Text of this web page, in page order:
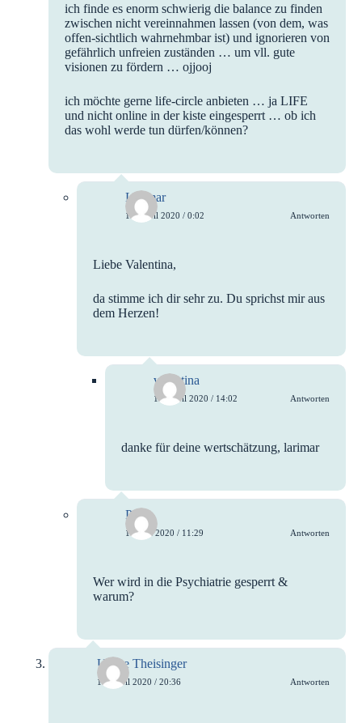
ich finde es enorm schwierig die balance zu finden
zwischen nicht vereinnahmen lassen (von dem, was
offen-sichtlich wahrnehmbar ist) und ignorieren von
gefährlich unfreien zuständen … um vll. gute
visionen zu fördern … ojjooj
ich möchte gerne life-circle anbieten … ja LIFE
und nicht online in der kiste eingesperrt … ob ich
das wohl werde tun dürfen/können?
Larimar
15. April 2020 / 0:02 Antworten
Liebe Valentina,
da stimme ich dir sehr zu. Du sprichst mir aus
dem Herzen!
valentina
15. April 2020 / 14:02 Antworten
danke für deine wertschätzung, larimar
Phoe
17. Juli 2020 / 11:29 Antworten
Wer wird in die Psychiatrie gesperrt &
warum?
Ulrike Theisinger
14. April 2020 / 20:36 Antworten